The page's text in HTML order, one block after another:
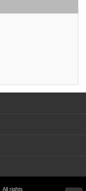
All rights